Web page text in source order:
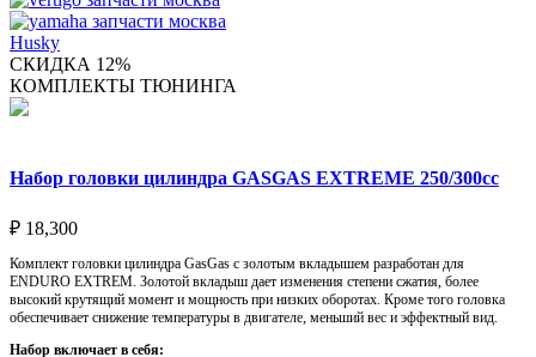
Husky
СКИДКА 12%
КОМПЛЕКТЫ ТЮНИНГА
Набор головки цилиндра GASGAS EXTREME 250/300cc
₽ 18,300
Комплект головки цилиндра GasGas с золотым вкладышем разработан для
ENDURO EXTREM. Золотой вкладыш дает изменения степени сжатия, более
высокий крутящий момент и мощность при низких оборотах. Кроме того головка
обеспечивает снижение температуры в двигателе, меньший вес и эффектный вид.
Набор включает в себя: